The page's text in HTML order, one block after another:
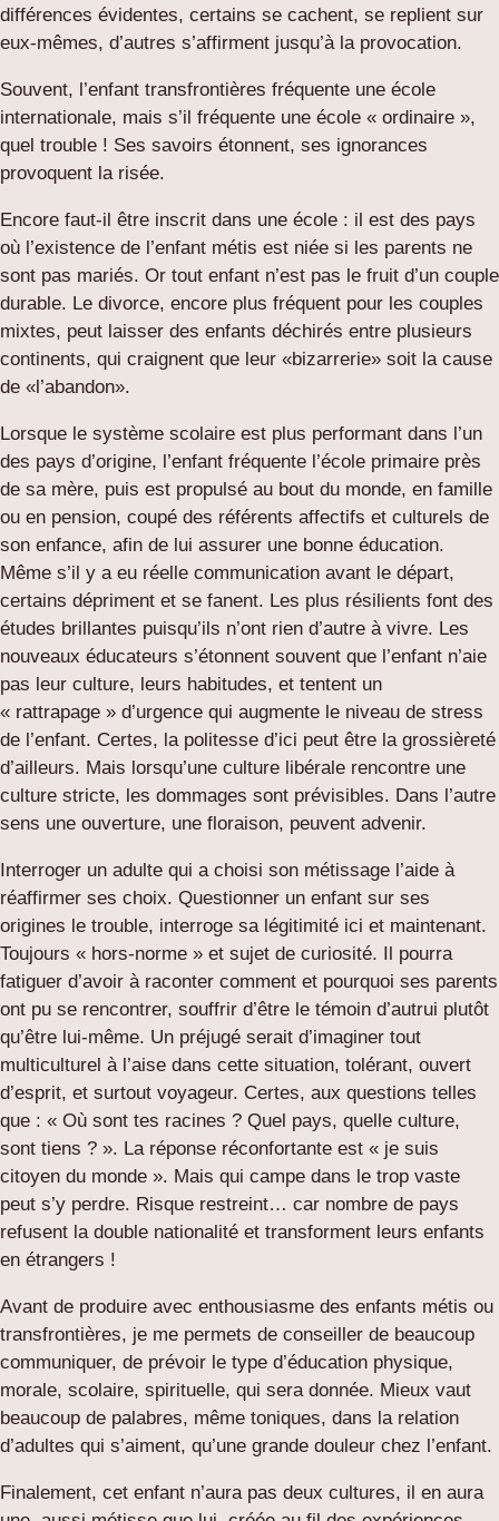
différences évidentes, certains se cachent, se replient sur
eux-mêmes, d’autres s’affirment jusqu’à la provocation.
Souvent, l’enfant transfrontières fréquente une école
internationale, mais s’il fréquente une école « ordinaire »,
quel trouble ! Ses savoirs étonnent, ses ignorances
provoquent la risée.
Encore faut-il être inscrit dans une école : il est des pays
où l’existence de l’enfant métis est niée si les parents ne
sont pas mariés. Or tout enfant n’est pas le fruit d’un couple
durable. Le divorce, encore plus fréquent pour les couples
mixtes, peut laisser des enfants déchirés entre plusieurs
continents, qui craignent que leur «bizarrerie» soit la cause
de «l’abandon».
Lorsque le système scolaire est plus performant dans l’un
des pays d’origine, l’enfant fréquente l’école primaire près
de sa mère, puis est propulsé au bout du monde, en famille
ou en pension, coupé des référents affectifs et culturels de
son enfance, afin de lui assurer une bonne éducation.
Même s’il y a eu réelle communication avant le départ,
certains dépriment et se fanent. Les plus résilients font des
études brillantes puisqu’ils n’ont rien d’autre à vivre. Les
nouveaux éducateurs s’étonnent souvent que l’enfant n’aie
pas leur culture, leurs habitudes, et tentent un
« rattrapage » d’urgence qui augmente le niveau de stress
de l’enfant. Certes, la politesse d’ici peut être la grossièreté
d’ailleurs. Mais lorsqu’une culture libérale rencontre une
culture stricte, les dommages sont prévisibles. Dans l’autre
sens une ouverture, une floraison, peuvent advenir.
Interroger un adulte qui a choisi son métissage l’aide à
réaffirmer ses choix. Questionner un enfant sur ses
origines le trouble, interroge sa légitimité ici et maintenant.
Toujours « hors-norme » et sujet de curiosité. Il pourra
fatiguer d’avoir à raconter comment et pourquoi ses parents
ont pu se rencontrer, souffrir d’être le témoin d’autrui plutôt
qu’être lui-même. Un préjugé serait d’imaginer tout
multiculturel à l’aise dans cette situation, tolérant, ouvert
d’esprit, et surtout voyageur. Certes, aux questions telles
que : « Où sont tes racines ? Quel pays, quelle culture,
sont tiens ? ». La réponse réconfortante est « je suis
citoyen du monde ». Mais qui campe dans le trop vaste
peut s’y perdre. Risque restreint… car nombre de pays
refusent la double nationalité et transforment leurs enfants
en étrangers !
Avant de produire avec enthousiasme des enfants métis ou
transfrontières, je me permets de conseiller de beaucoup
communiquer, de prévoir le type d’éducation physique,
morale, scolaire, spirituelle, qui sera donnée. Mieux vaut
beaucoup de palabres, même toniques, dans la relation
d’adultes qui s’aiment, qu’une grande douleur chez l’enfant.
Finalement, cet enfant n’aura pas deux cultures, il en aura